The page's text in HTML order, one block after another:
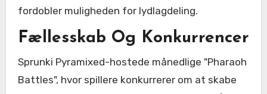
fordobler muligheden for lydlagdeling.
Fællesskab Og Konkurrencer
Sprunki Pyramixed-hostede månedlige "Pharaoh
Battles", hvor spillere konkurrerer om at skabe